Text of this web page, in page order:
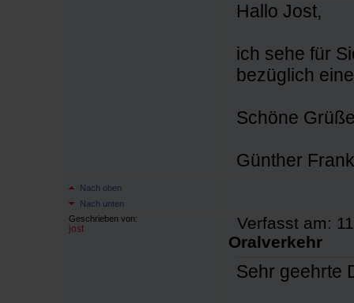
Hallo Jost,
ich sehe für
bezüglich
Schöne
Günther Frank
Nach oben
Nach unten
Geschrieben von:
jost
Verfasst am:
Oralverkehr
Sehr geehrte